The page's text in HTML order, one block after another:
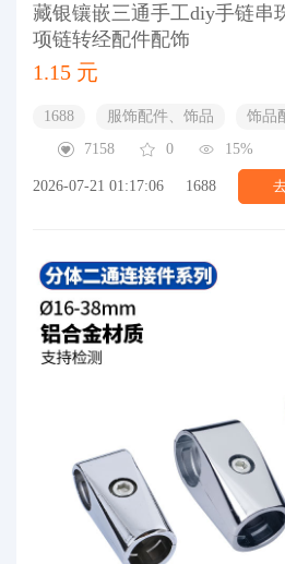
藏银镶嵌三通手工diy手链串
项链转经配件配饰
1.15 元
1688 服饰配件、饰品
饰品
7158
0 15%
2026-07-21 01:17:06 1688